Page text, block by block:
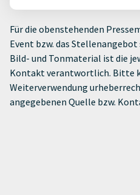
Für die obenstehenden
Event bzw. das
Bild- und Tonmaterial ist die
Kontakt verantwortlich. Bitte
Weiterverwendung
angegebenen Quelle bzw.